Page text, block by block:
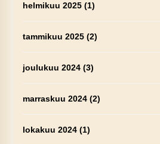
helmikuu 2025(1)
tammikuu 2025(2)
joulukuu 2024(3)
marraskuu 2024(2)
lokakuu 2024(1)